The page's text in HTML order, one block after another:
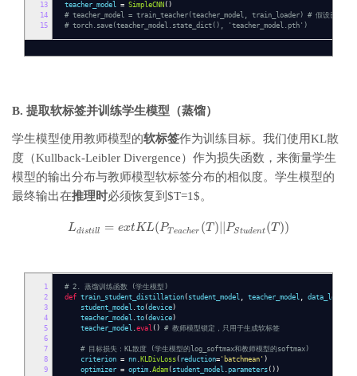
13
14
15
teacher_model = SimpleCNN ()
# teacher_model = train_teacher(teacher_model, train_loader) # 假设已经训练
# torch.save(teacher_model.state_dict(), 'teacher_model.pth')
B. 提取软标签并训练学生模型（蒸馏）
学生模型使用教师模型的软标签作为训练目标。我们使用KL散
度（Kullback-Leibler Divergence）作为损失函数，来衡量学生
模型的输出分布与教师模型软标签分布的相似度。学生模型的
最终输出在推理时必须恢复到$T=1$。
Ldistill = extKL(PTeacher (T ) |PStudent (T ))
1
2
3
4
5
6
7
8
9
# 2. 蒸馏训练函数 (学生模型)
def train_student_distillation ( student_model , teacher_model , data_loader
student_model .to (device)
teacher_model .to (device)
teacher_model .eval () # 教师模型锁定，只用于生成软标签
# 目标损失：KL散度 (学生模型的log_softmax和教师模型的softmax)
criterion = nn . KLDivLoss ( reduction= 'batchmean' )
optimizer = optim .Adam ( student_model .parameters ())